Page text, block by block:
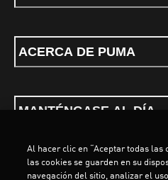
ACERCA DE PUMA
MANTÉNGASE AL DÍA
Al hacer clic en “Aceptar todas las
las cookies se guarden en su
navegación del sitio, analizar el